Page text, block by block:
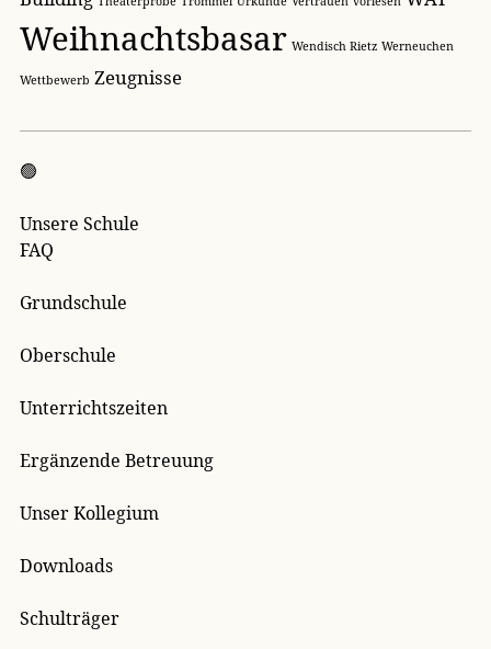
Weihnachtsbasar Wendisch Rietz Werneuchen
Wettbewerb Zeugnisse
🟢
Unsere Schule
FAQ
Grundschule
Oberschule
Unterrichtszeiten
Ergänzende Betreuung
Unser Kollegium
Downloads
Schulträger